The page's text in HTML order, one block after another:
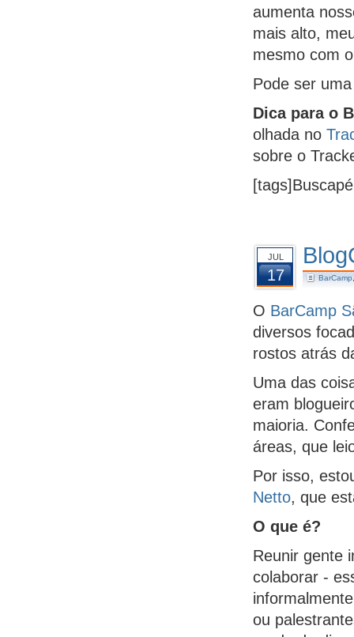
aumenta
mais alto,
mesmo com
Pode ser
Dica para o
olhada no
sobre o
JUL
17 BarCamp
O BarCamp
diversos
rostos atrás
Uma das
eram
maioria.
áreas, que
Por isso,
Netto, que
O que é?
Reunir gente
colaborar -
ou